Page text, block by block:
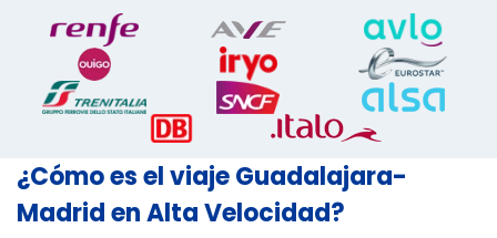
¿Cómo es el viaje Guadalajara-
Madrid en Alta Velocidad?